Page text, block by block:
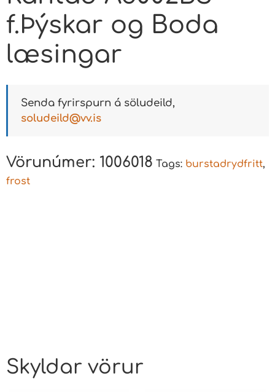
f.Þýskar og Boda
læsingar
Senda fyrirspurn á söludeild,
soludeild@vv.is
Vörunúmer: 1006018 Tags: burstadrydfritt,
frost
Skyldar vörur